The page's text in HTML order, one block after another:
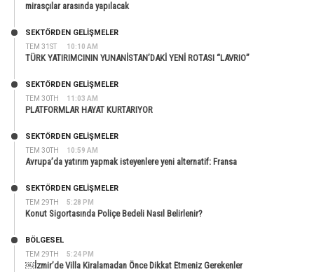
mirasçılar arasında yapılacak
TEM 31ST 10:10 AM
SEKTÖRDEN GELIŞMELER
TÜRK YATIRIMCININ YUNANİSTAN’DAKİ YENİ ROTASI “LAVRIO”
TEM 30TH 11:03 AM
SEKTÖRDEN GELIŞMELER
PLATFORMLAR HAYAT KURTARIYOR
TEM 30TH 10:59 AM
SEKTÖRDEN GELIŞMELER
Avrupa’da yatırım yapmak isteyenlere yeni alternatif: Fransa
TEM 29TH 5:28 PM
SEKTÖRDEN GELIŞMELER
Konut Sigortasında Poliçe Bedeli Nasıl Belirlenir?
TEM 29TH 5:24 PM
BÖLGESEL
￼İzmir’de Villa Kiralamadan Önce Dikkat Etmeniz Gerekenler